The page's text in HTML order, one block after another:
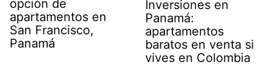
opción de
apartamentos en
San Francisco,
Panamá
Inversiones en
Panamá:
apartamentos
baratos en venta si
vives en Colombia